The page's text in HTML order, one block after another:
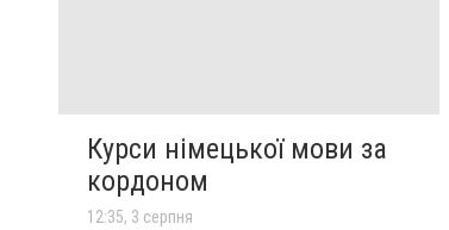
Курси німецької мови за
кордоном
12:35, 3 серпня